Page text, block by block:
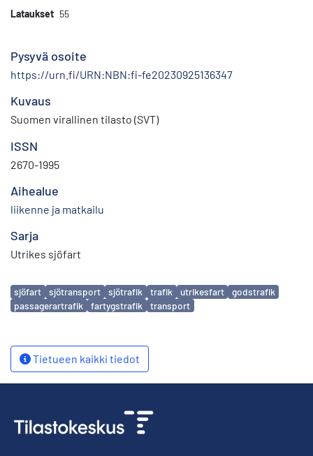
Lataukset 55
Pysyvä osoite
https://urn.fi/URN:NBN:fi-fe20230925136347
Kuvaus
Suomen virallinen tilasto (SVT)
ISSN
2670-1995
Aihealue
liikenne ja matkailu
Sarja
Utrikes sjöfart
Avainsanat
sjöfart sjötransport sjötrafik trafik utrikesfart
godstrafik
passagerartrafik
fartygstrafik transport
Tietueen kaikki tiedot